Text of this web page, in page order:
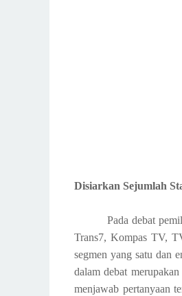
Disiarkan Sejumlah
Pada debat
Trans7, Kompas TV,
segmen yang satu dan
dalam debat
menjawab pertanyaan